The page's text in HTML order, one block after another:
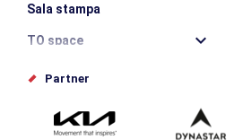
Sala stampa
TO space
Offices de tourisme
Inviate il vostro evento
Partner